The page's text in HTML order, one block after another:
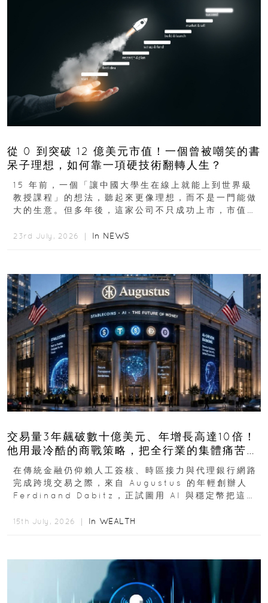
從 0 到突破 12 億美元市值！一個曾被嘲笑的書
呆子理想，如何靠一項硬技術翻轉人生？
15 年前，一個「讓中國大學生在線上就能上到世界級
教授課程」的想法，聽起來更像理想，而不是一門能做
大的生意。但多年後，這家公司不只成功上市，市值更
23rd July, 2026 ｜ In NEWS
交易量3年飆破數十億美元、年增長高達10倍！
他用最冷酷的商戰策略，把全行業的集體痛苦榨
成百億金庫
在傳統金融仍仰賴人工簽核、時區接力與代理銀行網路
完成跨境交易之際，來自 Augustus 的年輕創辦人
Ferdinand Dabitz，正試圖用 AI 與穩定幣把這套
15th July, 2026 ｜ In WEALTH